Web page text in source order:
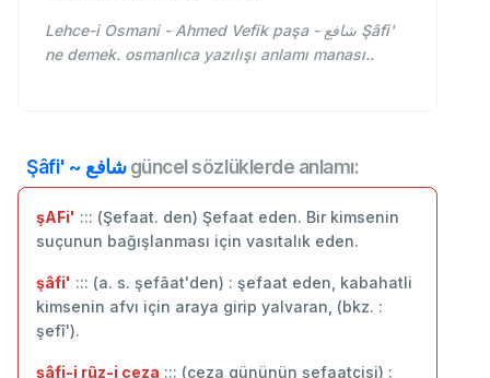
Lehce-i Osmani - Ahmed Vefik paşa - شافع Şâfi'
ne demek. osmanlıca yazılışı anlamı manası..
Şâfi' ~ شافعgüncel sözlüklerde anlamı:
şAFi' ::: (Şefaat. den) Şefaat eden. Bir kimsenin
suçunun bağışlanması için vasıtalık eden.
şâfi' ::: (a. s. şefâat'den) : şefaat eden, kabahatli
kimsenin afvı için araya girip yalvaran, (bkz. :
şefî').
şâfi-i rûz-i ceza ::: (ceza gününün şefaatçisi) :